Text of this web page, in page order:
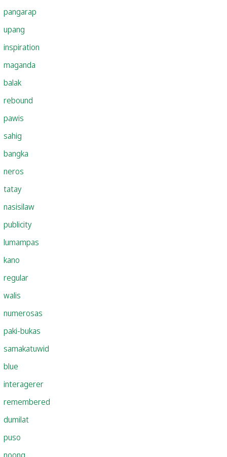
pangarap
upang
inspiration
maganda
balak
rebound
pawis
sahig
bangka
neros
tatay
nasisilaw
publicity
lumampas
kano
regular
walis
numerosas
paki-bukas
samakatuwid
blue
interagerer
remembered
dumilat
puso